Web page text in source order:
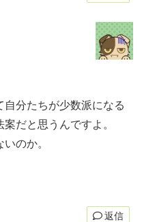
分たちが少数派になる
だと思うんですよ。
のか。
返信